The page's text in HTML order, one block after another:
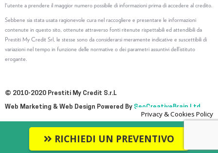
l'utente a prendere il maggior numero possibile di informazioni prima di accedere al credito.
Sebbene sia stata usata ragionevole cura nel raccogliere e presentare le informazioni
contenute in questo sito, ottenute attraverso fonti ritenute rispettabili ed attendibili da
Prestiti My Credit Srl, le stesse sono da considerarsi meramente indicative e suscettibili di
variazioni nel tempo in funzione delle normative o dei parametri assuntivi dell’istituto
erogante.
© 2010-2020 Prestiti My Credit S.r.L
Web Marketing & Web Design Powered By SeoCreativeBrain Ltd
RICHIEDI UN PREVENTIVO
Privacy & Cookies Policy